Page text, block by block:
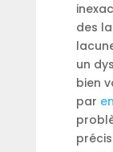
des
un
bien
par